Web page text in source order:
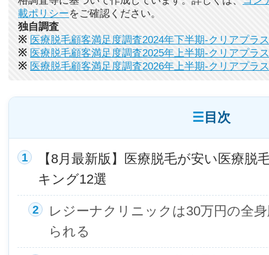
載ポリシーをご確認ください。
独自調査
※ 医療脱毛顧客満足度調査2024年下半期-クリアプラス
※ 医療脱毛顧客満足度調査2025年上半期-クリアプラス
※ 医療脱毛顧客満足度調査2026年上半期-クリアプラス
目次
【8月最新版】医療脱毛が安い医療脱
キング12選
レジーナクリニックは30万円の全
られる